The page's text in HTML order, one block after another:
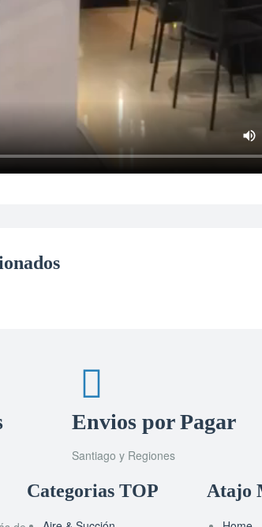
Envios por Pagar
Santiago y Regiones
Categorias TOP Atajo